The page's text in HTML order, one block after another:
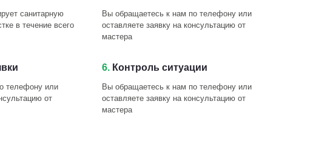
санитарную
в течение всего
Вы обращаетесь к нам по телефону или
оставляете заявку на консультацию от
мастера
телефону или
от
6. Контроль ситуации
Вы обращаетесь к нам по телефону или
оставляете заявку на консультацию от
мастера